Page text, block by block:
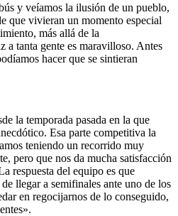
y veíamos la ilusión de un pueblo,
que vivieran un momento especial
más allá de la
a tanta gente es maravilloso. Antes
hacer que se sintieran
la temporada pasada en la que
Esa parte competitiva la
teniendo un recorrido muy
pero que nos da mucha satisfacción
respuesta del equipo es que
llegar a semifinales ante uno de los
en regocijarnos de lo conseguido,